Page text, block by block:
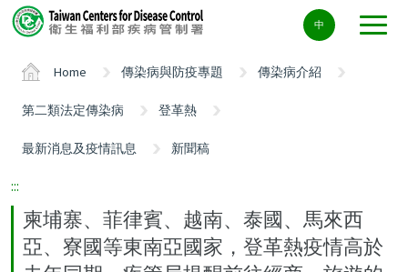
Center
block
中
Home 傳染病與防疫專題 傳染病介紹
第二類法定傳染病 登革熱
最新消息及疫情訊息 新聞稿
:::
柬埔寨、菲律賓、越南、泰國、馬來西
亞、寮國等東南亞國家，登革熱疫情高於